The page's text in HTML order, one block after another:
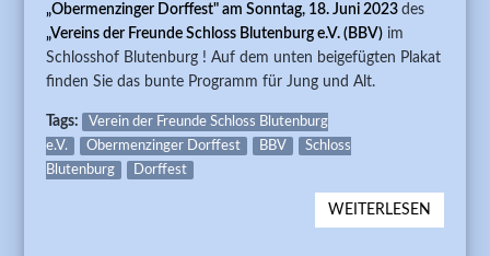
„Obermenzinger Dorffest" am Sonntag, 18. Juni 2023des
„Vereins der Freunde Schloss Blutenburg e.V. (BBV) im
Schlosshof Blutenburg ! Auf dem unten beigefügten Plakat
finden Sie das bunte Programm für Jung und Alt.
Tags:
Verein der Freunde Schloss Blutenburg
e.V.
Obermenzinger Dorffest BBV
Schloss
Blutenburg
Dorffest
WEITERLESEN